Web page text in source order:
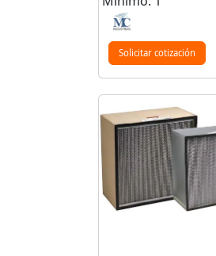
Solicitar cotización